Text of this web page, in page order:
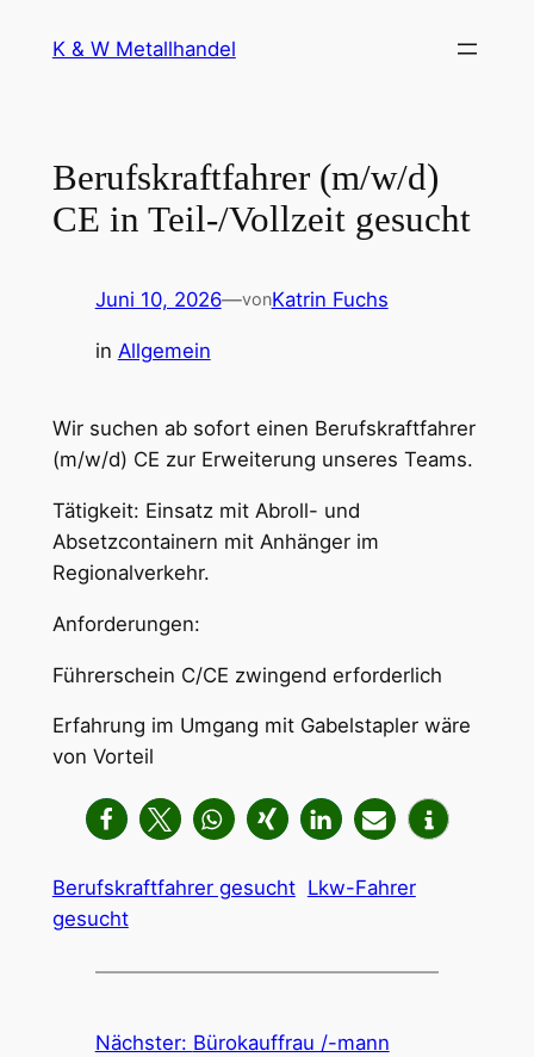
InhaltK & W Metallhandel
Berufskraftfahrer (m/w/d)
CE in Teil-/Vollzeit gesucht
Juni 10, 2026—vonKatrin Fuchs
in Allgemein
Wir suchen ab sofort einen Berufskraftfahrer
(m/w/d) CE zur Erweiterung unseres Teams.
Tätigkeit: Einsatz mit Abroll- und
Absetzcontainern mit Anhänger im
Regionalverkehr.
Anforderungen:
Führerschein C/CE zwingend erforderlich
Erfahrung im Umgang mit Gabelstapler wäre
von Vorteil
Berufskraftfahrer gesucht Lkw-Fahrer
gesucht
Nächster: Bürokauffrau /-mann